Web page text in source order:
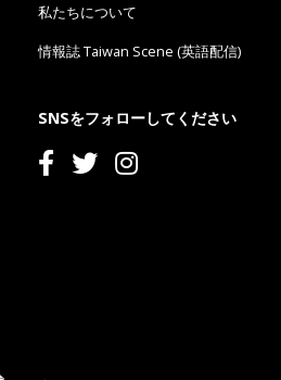
私たちについて
情報誌 Taiwan Scene (英語配信)
SNSをフォローしてください